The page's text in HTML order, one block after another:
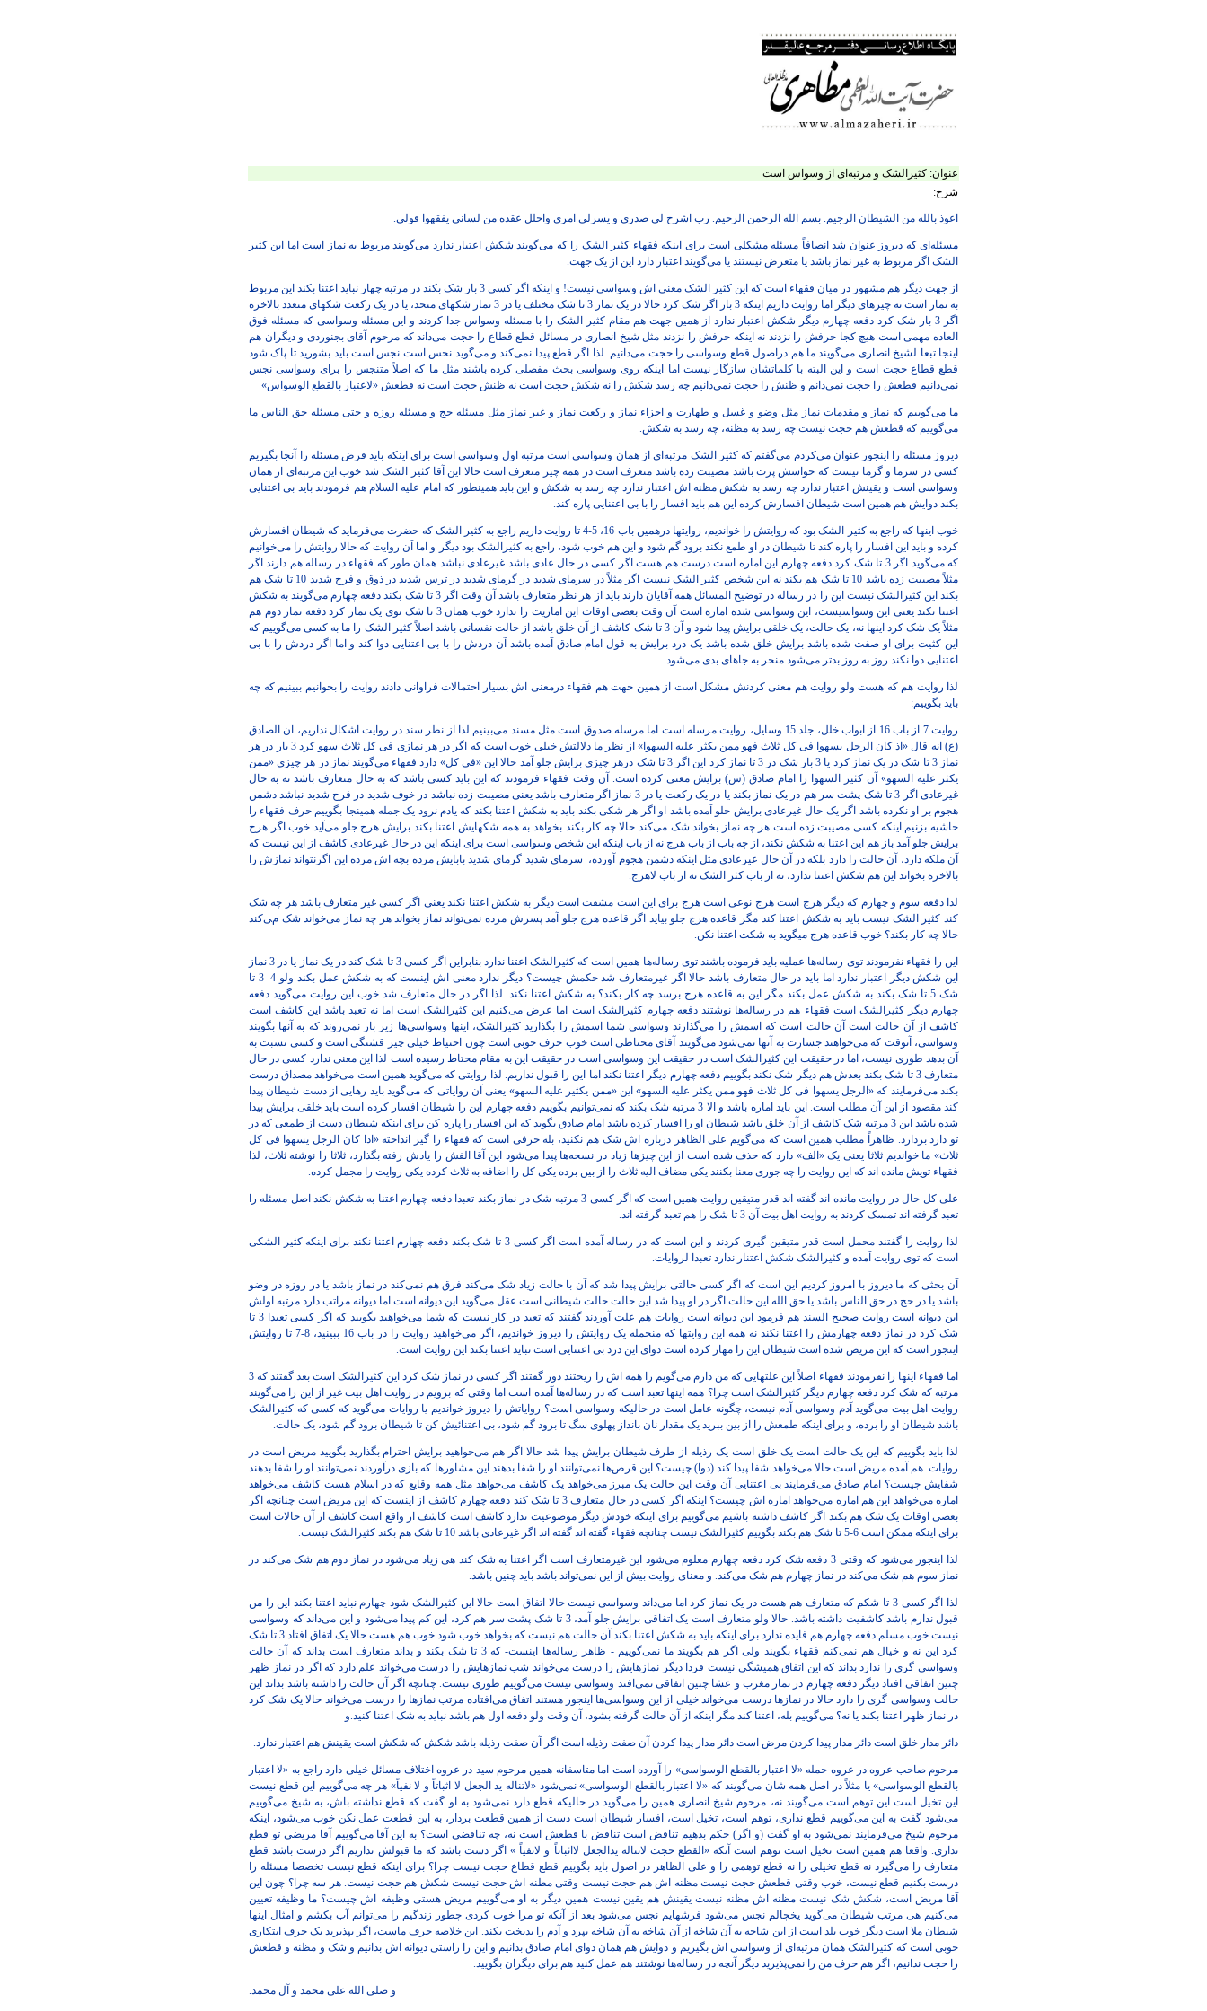
عنوان: کثیرالشک و مرتبه‌ای از وسواس است
شرح:
اعوذ بالله من الشیطان الرجیم. بسم الله الرحمن الرحیم. رب اشرح لی صدری و یسرلی امری واحلل عقده من لسانی یفقهوا قولی.
مسئله‌ای که دیروز عنوان شد انصافاً مسئله مشکلی است برای اینکه فقهاء کثیر الشک را که می‌گویند شکش اعتبار ندارد می‌گویند مربوط به نماز است اما این کثیر
الشک اگر مربوط به غیر نماز باشد یا متعرض نیستند یا می‌گویند اعتبار دارد این از یک جهت.
از جهت دیگر هم مشهور در میان فقهاء است که این کثیر الشک معنی اش وسواسی نیست! و اینکه اگر کسی 3 بار شک بکند در مرتبه چهار نباید اعتنا بکند این مربوط
به نماز است نه چیزهای دیگر اما روایت داریم اینکه 3 بار اگر شک کرد حالا در یک نماز 3 تا شک مختلف یا در 3 نماز شکهای متحد، یا در یک رکعت شکهای متعدد بالاخره
اگر 3 بار شک کرد دفعه چهارم دیگر شکش اعتبار ندارد از همین جهت هم مقام کثیر الشک را با مسئله وسواس جدا کردند و این مسئله وسواسی که مسئله فوق
العاده مهمی است هیچ کجا حرفش را نزدند نه اینکه حرفش را نزدند مثل شیخ انصاری در مسائل قطع قطاع را حجت می‌داند که مرحوم آقای بجنوردی و دیگران هم
اینجا تبعا لشیخ انصاری می‌گویند ما هم دراصول قطع وسواسی را حجت می‌دانیم. لذا اگر قطع پیدا نمی‌کند و می‌گوید نجس است نجس است باید بشورید تا پاک شود
قطع قطاع حجت است و این البته با کلماتشان سازگار نیست اما اینکه روی وسواسی بحث مفصلی کرده باشند مثل ما که اصلاً متنجس را برای وسواسی نجس
نمی‌دانیم قطعش را حجت نمی‌دانم و ظنش را حجت نمی‌دانیم چه رسد شکش را نه شکش حجت است نه ظنش حجت است نه قطعش «لاعتبار بالقطع الوسواس»
ما می‌گوییم که نماز و مقدمات نماز مثل وضو و غسل و طهارت و اجزاء نماز و رکعت نماز و غیر نماز مثل مسئله حج و مسئله روزه و حتی مسئله حق الناس ما
می‌گوییم که قطعش هم حجت نیست چه رسد به مظنه، چه رسد به شکش.
دیروز مسئله را اینجور عنوان می‌کردم می‌گفتم که کثیر الشک مرتبه‌ای از همان وسواسی است مرتبه اول وسواسی است برای اینکه باید فرض مسئله را آنجا بگیریم
کسی در سرما و گرما نیست که حواسش پرت باشد مصیبت زده باشد متعرف است در همه چیز متعرف است حالا این آقا کثیر الشک شد خوب این مرتبه‌ای از همان
وسواسی است و یقینش اعتبار ندارد چه رسد به شکش مظنه اش اعتبار ندارد چه رسد به شکش و این باید همینطور که امام علیه السلام هم فرمودند باید بی اعتنایی
بکند دوایش هم همین است شیطان افسارش کرده این هم باید افسار را با بی اعتنایی پاره کند.
خوب اینها که راجع به کثیر الشک بود که روایتش را خواندیم، روایتها درهمین باب 16، 5-4 تا روایت داریم راجع به کثیر الشک که حضرت می‌فرماید که شیطان افسارش
کرده و باید این افسار را پاره کند تا شیطان در او طمع نکند برود گم شود و این هم خوب شود، راجع به کثیرالشک بود دیگر و اما آن روایت که حالا روایتش را می‌خوانیم
که می‌گوید اگر 3 تا شک کرد دفعه چهارم این اماره است درست هم هست اگر کسی در حال عادی باشد غیرعادی نباشد همان طور که فقهاء در رساله هم دارند اگر
مثلاً مصیبت زده باشد 10 تا شک هم بکند نه این شخص کثیر الشک نیست اگر مثلاً در سرمای شدید در گرمای شدید در ترس شدید در ذوق و فرح شدید 10 تا شک هم
بکند این کثیرالشک نیست این را در رساله در توضیح المسائل همه آقایان دارند باید از هر نظر متعارف باشد آن وقت اگر 3 تا شک بکند دفعه چهارم می‌گویند به شکش
اعتنا نکند یعنی این وسواسیست، این وسواسی شده اماره است آن وقت بعضی اوقات این اماریت را ندارد خوب همان 3 تا شک توی یک نماز کرد دفعه نماز دوم هم
مثلاً یک شک کرد اینها نه، یک حالت، یک خلقی برایش پیدا شود و آن 3 تا شک کاشف از آن خلق باشد از حالت نفسانی باشد اصلاً کثیر الشک را ما به کسی می‌گوییم که
این کثیت برای او صفت شده باشد برایش خلق شده باشد یک درد برایش به قول امام صادق آمده باشد آن دردش را با بی اعتنایی دوا کند و اما اگر دردش را با بی
اعتنایی دوا نکند روز به روز بدتر می‌شود منجر به جاهای بدی می‌شود.
لذا روایت هم که هست ولو روایت هم معنی کردنش مشکل است از همین جهت هم فقهاء درمعنی اش بسیار احتمالات فراوانی دادند روایت را بخوانیم ببینیم که چه
باید بگوییم:
روایت 7 از باب 16 از ابواب خلل، جلد 15 وسایل، روایت مرسله است اما مرسله صدوق است مثل مسند می‌بینیم لذا از نظر سند در روایت اشکال نداریم، ان الصادق
(ع) انه قال «اذ کان الرجل یسهوا فی کل ثلاث فهو ممن یکثر علیه السهوا» از نظر ما دلالتش خیلی خوب است که اگر در هر نمازی فی کل ثلاث سهو کرد 3 بار در هر
نماز 3 تا شک در یک نماز کرد یا 3 بار شک در 3 تا نماز کرد این اگر 3 تا شک درهر چیزی برایش جلو آمد حالا این «فی کل» دارد فقهاء می‌گویند نماز در هر چیزی «ممن
یکثر علیه السهو» آن کثیر السهوا را امام صادق (س) برایش معنی کرده است. آن وقت فقهاء فرمودند که این باید کسی باشد که به حال متعارف باشد نه به حال
غیرعادی اگر 3 تا شک پشت سر هم در یک نماز بکند یا در یک رکعت یا در 3 نماز اگر متعارف باشد یعنی مصیبت زده نباشد در خوف شدید در فرح شدید نباشد دشمن
هجوم بر او نکرده باشد اگر یک حال غیرعادی برایش جلو آمده باشد او اگر هر شکی بکند باید به شکش اعتنا بکند که یادم نرود یک جمله همینجا بگوییم حرف فقهاء را
حاشیه بزنیم اینکه کسی مصیبت زده است هر چه نماز بخواند شک می‌کند حالا چه کار بکند بخواهد به همه شکهایش اعتنا بکند برایش هرج جلو می‌آید خوب اگر هرج
برایش جلو آمد باز هم این اعتنا به شکش نکند، از چه باب از باب هرج نه از باب اینکه این شخص وسواسی است برای اینکه این در حال غیرعادی کاشف از این نیست که
آن ملکه دارد، آن حالت را دارد بلکه در آن حال غیرعادی مثل اینکه دشمن هجوم آورده، سرمای شدید گرمای شدید بابایش مرده بچه اش مرده این اگرنتواند نمازش را
بالاخره بخواند این هم شکش اعتنا ندارد، نه از باب کثر الشک نه از باب لاهرج.
لذا دفعه سوم و چهارم که دیگر هرج است هرج نوعی است هرج برای این است مشقت است دیگر به شکش اعتنا نکند یعنی اگر کسی غیر متعارف باشد هر چه شک
کند کثیر الشک نیست باید به شکش اعتنا کند مگر قاعده هرج جلو بیاید اگر قاعده هرج جلو آمد پسرش مرده نمی‌تواند نماز بخواند هر چه نماز می‌خواند شک می‌کند
حالا چه کار بکند؟ خوب قاعده هرج میگوید به شکت اعتنا نکن.
این را فقهاء نفرمودند توی رساله‌ها عملیه باید فرموده باشند توی رساله‌ها همین است که کثیرالشک اعتنا ندارد بنابراین اگر کسی 3 تا شک کند در یک نماز یا در 3 نماز
این شکش دیگر اعتبار ندارد اما باید در حال متعارف باشد حالا اگر غیرمتعارف شد حکمش چیست؟ دیگر ندارد معنی اش اینست که به شکش عمل بکند ولو 4- 3 تا
شک 5 تا شک بکند به شکش عمل بکند مگر این به قاعده هرج برسد چه کار بکند؟ به شکش اعتنا نکند. لذا اگر در حال متعارف شد خوب این روایت می‌گوید دفعه
چهارم دیگر کثیرالشک است فقهاء هم در رساله‌ها نوشتند دفعه چهارم کثیرالشک است اما عرض می‌کنیم این کثیرالشک است اما نه تعبد باشد این کاشف است
کاشف از آن حالت است آن حالت است که اسمش را می‌گذارند وسواسی شما اسمش را بگذارید کثیرالشک، اینها وسواسی‌ها زیر بار نمی‌روند که به آنها بگویند
وسواسی، آنوقت که می‌خواهند جسارت به آنها نمی‌شود می‌گویند آقای محتاطی است خوب حرف خوبی است چون احتیاط خیلی چیز قشنگی است و کسی نسبت به
آن بدهد طوری نیست، اما در حقیقت این کثیرالشک است در حقیقت این وسواسی است در حقیقت این به مقام محتاط رسیده است لذا این معنی ندارد کسی در حال
متعارف 3 تا شک بکند بعدش هم دیگر شک نکند بگوییم دفعه چهارم دیگر اعتنا نکند اما این را قبول نداریم. لذا روایتی که می‌گوید همین است می‌خواهد مصداق درست
بکند می‌فرمایند که «الرجل یسهوا فی کل ثلاث فهو ممن یکثر علیه السهو» این «ممن یکثیر علیه السهو» یعنی آن روایاتی که می‌گوید باید رهایی از دست شیطان پیدا
کند مقصود از این آن مطلب است. این باید اماره باشد و الا 3 مرتبه شک بکند که نمی‌توانیم بگوییم دفعه چهارم این را شیطان افسار کرده است باید خلقی برایش پیدا
شده باشد این 3 مرتبه شک کاشف از آن خلق باشد شیطان او را افسار کرده باشد امام صادق بگوید که این افسار را پاره کن برای اینکه شیطان دست از طمعی که در
تو دارد بردارد. ظاهراً مطلب همین است که می‌گویم علی الظاهر درباره اش شک هم نکنید، بله حرفی است که فقهاء را گیر انداخته «اذا کان الرجل یسهوا فی کل
ثلاث» ما خواندیم ثلاثا یعنی یک «الف» دارد که حذف شده است از این چیزها زیاد در نسخه‌ها پیدا می‌شود این آقا الفش را یادش رفته بگذارد، ثلاثا را نوشته ثلاث، لذا
فقهاء تویش مانده اند که این روایت را چه جوری معنا بکنند یکی مضاف الیه ثلاث را از بین برده یکی کل را اضافه به ثلاث کرده یکی روایت را مجمل کرده.
علی کل حال در روایت مانده اند گفته اند قدر متیقین روایت همین است که اگر کسی 3 مرتبه شک در نماز بکند تعبدا دفعه چهارم اعتنا به شکش نکند اصل مسئله را
تعبد گرفته اند تمسک کردند به روایت اهل بیت آن 3 تا شک را هم تعبد گرفته اند.
لذا روایت را گفتند محمل است قدر متیقین گیری کردند و این است که در رساله آمده است اگر کسی 3 تا شک بکند دفعه چهارم اعتنا نکند برای اینکه کثیر الشکی
است که توی روایت آمده و کثیرالشک شکش اعتنار ندارد تعبدا لروایات.
آن بحثی که ما دیروز با امروز کردیم این است که اگر کسی حالتی برایش پیدا شد که آن با حالت زیاد شک می‌کند فرق هم نمی‌کند در نماز باشد یا در روزه در وضو
باشد یا در حج در حق الناس باشد یا حق الله این حالت اگر در او پیدا شد این حالت حالت شیطانی است عقل می‌گوید این دیوانه است اما دیوانه مراتب دارد مرتبه اولش
این دیوانه است روایت صحیح السند هم فرمود این دیوانه است روایات هم علت آوردند گفتند که تعبد در کار نیست که شما می‌خواهید بگویید که اگر کسی تعبدا 3 تا
شک کرد در نماز دفعه چهارمش را اعتنا نکند نه همه این روایتها که منجمله یک روایتش را دیروز خواندیم، اگر می‌خواهید روایت را در باب 16 ببینید، 8-7 تا روایتش
اینجور است که این مریض شده است شیطان این را مهار کرده است دوای این درد بی اعتنایی است نباید اعتنا بکند این روایت است.
اما فقهاء اینها را نفرمودند فقهاء اصلاً این علتهایی که من دارم می‌گویم را همه اش را ریختند دور گفتند اگر کسی در نماز شک کرد این کثیرالشک است بعد گفتند که 3
مرتبه که شک کرد دفعه چهارم دیگر کثیرالشک است چرا؟ همه اینها تعبد است که در رساله‌ها آمده است اما وقتی که برویم در روایت اهل بیت غیر از این را می‌گویند
روایت اهل بیت می‌گوید آدم وسواسی آدم نیست، چگونه عامل است در حالیکه وسواسی است؟ روایاتش را دیروز خواندیم یا روایات می‌گوید که کسی که کثیرالشک
باشد شیطان او را برده، و برای اینکه طمعش را از بین ببرید یک مقدار نان بانداز پهلوی سگ تا برود گم شود، بی اعتنائیش کن تا شیطان برود گم شود، یک حالت.
لذا باید بگوییم که این یک حالت است یک خلق است یک رذیله از طرف شیطان برایش پیدا شد حالا اگر هم می‌خواهید برایش احترام بگذارید بگویید مریض است در
روایات هم آمده مریض است حالا می‌خواهد شفا پیدا کند (دوا) چیست؟ این قرص‌ها نمی‌توانند او را شفا بدهند این مشاورها که بازی درآوردند نمی‌توانند او را شفا بدهند
شفایش چیست؟ امام صادق می‌فرمایند بی اعتنایی آن وقت این حالت یک مبرز می‌خواهد یک کاشف می‌خواهد مثل همه وقایع که در اسلام هست کاشف می‌خواهد
اماره می‌خواهد این هم اماره می‌خواهد اماره اش چیست؟ اینکه اگر کسی در حال متعارف 3 تا شک کند دفعه چهارم کاشف از اینست که این مریض است چنانچه اگر
بعضی اوقات یک شک هم بکند اگر کاشف داشته باشیم می‌گوییم برای اینکه خودش دیگر موضوعیت ندارد کاشف است کاشف از واقع است کاشف از آن حالات است
برای اینکه ممکن است 6-5 تا شک هم بکند بگوییم کثیرالشک نیست چنانچه فقهاء گفته اند گفته اند اگر غیرعادی باشد 10 تا شک هم بکند کثیرالشک نیست.
لذا اینجور می‌شود که وقتی 3 دفعه شک کرد دفعه چهارم معلوم می‌شود این غیرمتعارف است اگر اعتنا به شک کند هی زیاد می‌شود در نماز دوم هم شک می‌کند در
نماز سوم هم شک می‌کند در نماز چهارم هم شک می‌کند. و معنای روایت بیش از این نمی‌تواند باشد باید چنین باشد.
لذا اگر کسی 3 تا شکم که متعارف هم هست در یک نماز کرد اما می‌داند وسواسی نیست حالا اتفاق است حالا این کثیرالشک شود چهارم نباید اعتنا بکند این را من
قبول ندارم باشد کاشفیت داشته باشد. حالا ولو متعارف است یک اتفاقی برایش جلو آمد، 3 تا شک پشت سر هم کرد، این کم پیدا می‌شود و این می‌داند که وسواسی
نیست خوب مسلم دفعه چهارم هم فایده ندارد برای اینکه باید به شکش اعتنا بکند آن حالت هم نیست که بخواهد خوب شود خوب هم هست حالا یک اتفاق افتاد 3 تا شک
کرد این نه و خیال هم نمی‌کنم فقهاء بگویند ولی اگر هم بگویند ما نمی‌گوییم - ظاهر رساله‌ها اینست- که 3 تا شک بکند و بداند متعارف است بداند که آن حالت
وسواسی گری را ندارد بداند که این اتفاق همیشگی نیست فردا دیگر نمازهایش را درست می‌خواند شب نمازهایش را درست می‌خواند علم دارد که اگر در نماز ظهر
چنین اتفاقی افتاد دیگر دفعه چهارم در نماز مغرب و عشا چنین اتفاقی نمی‌افتد وسواسی نیست می‌گوییم طوری نیست. چنانچه اگر آن حالت را داشته باشد بداند این
حالت وسواسی گری را دارد حالا در نمازها درست می‌خواند خیلی از این وسواسی‌ها اینجور هستند اتفاق می‌افتاده مرتب نمازها را درست می‌خواند حالا یک شک کرد
در نماز ظهر اعتنا بکند یا نه؟ می‌گوییم بله، اعتنا کند مگر اینکه از آن حالت گرفته بشود، آن وقت ولو دفعه اول هم باشد نباید به شک اعتنا کنید.و
دائر مدار خلق است دائر مدار پیدا کردن مرض است دائر مدار پیدا کردن آن صفت رذیله است اگر آن صفت رذیله باشد شکش که شکش است یقینش هم اعتبار ندارد.
مرحوم صاحب عروه در عروه جمله «لا اعتبار بالقطع الوسواسی» را آورده است اما متاسفانه همین مرحوم سید در عروه اختلاف مسائل خیلی دارد راجع به «لا اعتبار
بالقطع الوسواسی» یا مثلاً در اصل همه شان می‌گویند که «لا اعتبار بالقطع الوسواسی» نمی‌شود «لاتناله ید الجعل لا اثباتاً و لا نفیاً» هر چه می‌گوییم این قطع نیست
این تخیل است این توهم است می‌گویند نه، مرحوم شیخ انصاری همین را می‌گوید در حالیکه قطع دارد نمی‌شود به او گفت که قطع نداشته باش، به شیخ می‌گوییم
می‌شود گفت به این می‌گوییم قطع نداری، توهم است، تخیل است، افسار شیطان است دست از همین قطعت بردار، به این قطعت عمل نکن خوب می‌شود، اینکه
مرحوم شیخ می‌فرمایند نمی‌شود به او گفت (و اگر) حکم بدهیم تناقض است تناقض با قطعش است نه، چه تناقضی است؟ به این آقا می‌گوییم آقا مریضی تو قطع
نداری. واقعا هم همین است تخیل است توهم است آنکه «القطع حجت لاتناله یدالجعل لااثباتاً و لانفیاً » اگر دست باشد که ما قبولش نداریم اگر درست باشد قطع
متعارف را می‌گیرد نه قطع تخیلی را نه قطع توهمی را و علی الظاهر در اصول باید بگوییم قطع قطاع حجت نیست چرا؟ برای اینکه قطع نیست تخصصا مسئله را
درست بکنیم قطع نیست، خوب وقتی قطعش حجت نیست مظنه اش هم حجت نیست وقتی مظنه اش حجت نیست شکش هم حجت نیست. هر سه چرا؟ چون این
آقا مریض است، شکش شک نیست مظنه اش مظنه نیست یقینش هم یقین نیست همین دیگر به او می‌گوییم مریض هستی وظیفه اش چیست؟ ما وظیفه تعیین
می‌کنیم هی مرتب شیطان می‌گوید یخچالم نجس می‌شود فرشهایم نجس می‌شود بعد از آنکه تو مرا خوب کردی چطور زندگیم را می‌توانم آب بکشم و امثال اینها
شیطان ملا است دیگر خوب بلد است از این شاخه به آن شاخه از آن شاخه به آن شاخه بپرد و آدم را بدبخت بکند. این خلاصه حرف ماست، اگر بپذیرید یک حرف ابتکاری
خوبی است که کثیرالشک همان مرتبه‌ای از وسواسی اش بگیریم و دوایش هم همان دوای امام صادق بدانیم و این را راستی دیوانه اش بدانیم و شک و مظنه و قطعش
را حجت ندانیم، اگر هم حرف من را نمی‌پذیرید دیگر آنچه در رساله‌ها نوشتند هم عمل کنید هم برای دیگران بگویید.
و صلی الله علی محمد و آل محمد.